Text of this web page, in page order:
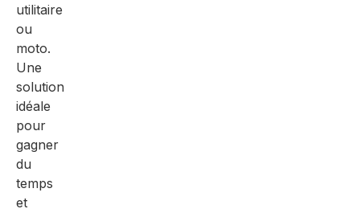
utilitaire
ou
moto.
Une
solution
idéale
pour
gagner
du
temps
et